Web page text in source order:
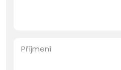
Příjmení